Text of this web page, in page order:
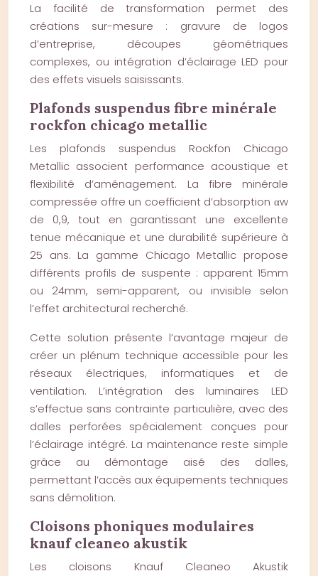
La facilité de transformation permet des
créations sur-mesure : gravure de logos
d’entreprise, découpes géométriques
complexes, ou intégration d’éclairage LED pour
des effets visuels saisissants.
Plafonds suspendus fibre minérale
rockfon chicago metallic
Les plafonds suspendus Rockfon Chicago
Metallic associent performance acoustique et
flexibilité d’aménagement. La fibre minérale
compressée offre un coefficient d’absorption αw
de 0,9, tout en garantissant une excellente
tenue mécanique et une durabilité supérieure à
25 ans. La gamme Chicago Metallic propose
différents profils de suspente : apparent 15mm
ou 24mm, semi-apparent, ou invisible selon
l’effet architectural recherché.
Cette solution présente l’avantage majeur de
créer un plénum technique accessible pour les
réseaux électriques, informatiques et de
ventilation. L’intégration des luminaires LED
s’effectue sans contrainte particulière, avec des
dalles perforées spécialement conçues pour
l’éclairage intégré. La maintenance reste simple
grâce au démontage aisé des dalles,
permettant l’accès aux équipements techniques
sans démolition.
Cloisons phoniques modulaires
knauf cleaneo akustik
Les cloisons Knauf Cleaneo Akustik